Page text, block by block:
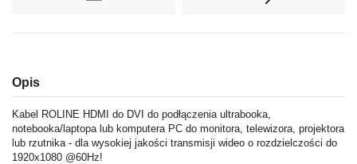
Opis
Kabel ROLINE HDMI do DVI do podłączenia ultrabooka,
notebooka/laptopa lub komputera PC do monitora, telewizora, projektora
lub rzutnika - dla wysokiej jakości transmisji wideo o rozdzielczości do
1920x1080 @60Hz!